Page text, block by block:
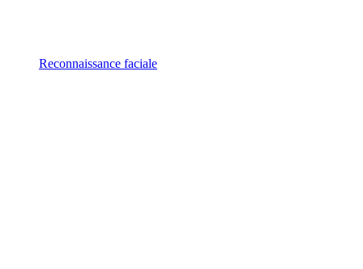
Reconnaissance faciale